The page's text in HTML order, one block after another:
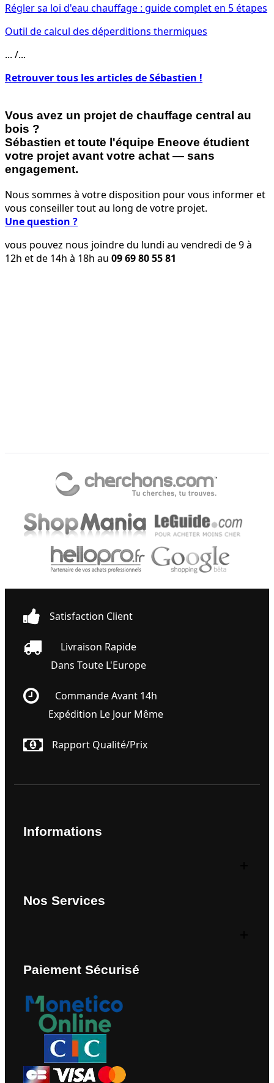
Régler sa loi d'eau chauffage : guide complet en 5 étapes
Outil de calcul des déperditions thermiques
... /...
Retrouver tous les articles de Sébastien !
Vous avez un projet de chauffage central au
bois ?
Sébastien et toute l'équipe Eneove étudient
votre projet avant votre achat — sans
engagement.
Nous sommes à votre disposition pour vous informer et
vous conseiller tout au long de votre projet.
Une question ?
vous pouvez nous joindre du lundi au vendredi de 9 à
12h et de 14h à 18h au 09 69 80 55 81
Satisfaction Client
Livraison Rapide
Dans Toute L'Europe
Commande Avant 14h
Expédition Le Jour Même
Rapport Qualité/prix
Informations
Nos Services
Paiement Sécurisé